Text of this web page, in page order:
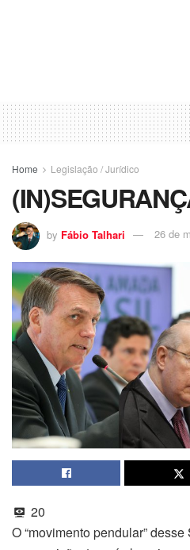
Home Legislação / Jurídico
by Fábio Talhari 26 de
20
O “movimento pendular”